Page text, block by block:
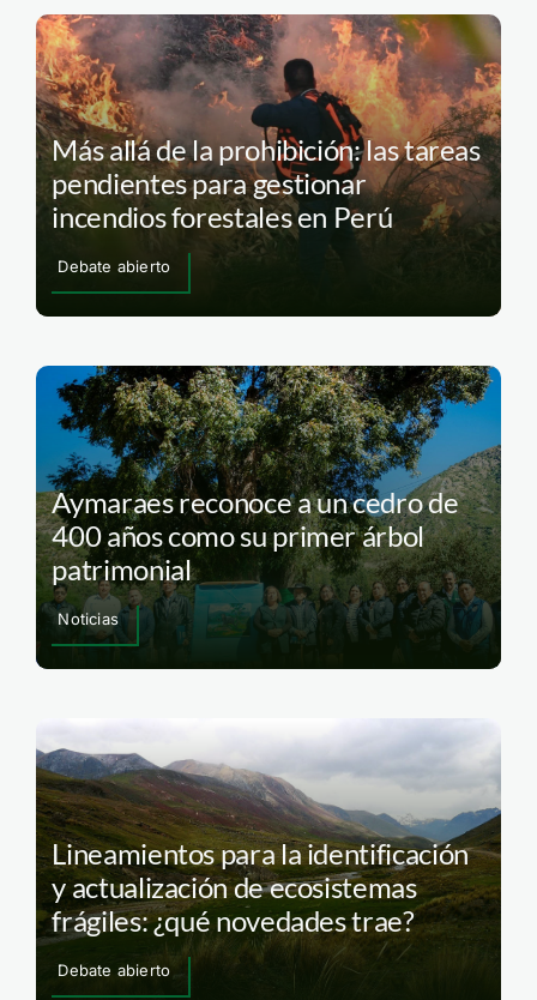
Más allá de la prohibición: las tareas
pendientes para gestionar
incendios forestales en Perú
Debate abierto
Aymaraes reconoce a un cedro de
400 años como su primer árbol
patrimonial
Noticias
Lineamientos para la identificación
y actualización de ecosistemas
frágiles: ¿qué novedades trae?
Debate abierto